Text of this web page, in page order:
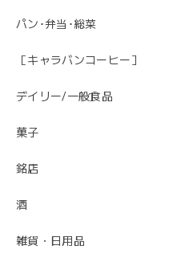
パン･弁当･総菜
［キャラバンコーヒー］
デイリー/一般食品
菓子
銘店
酒
雑貨・日用品